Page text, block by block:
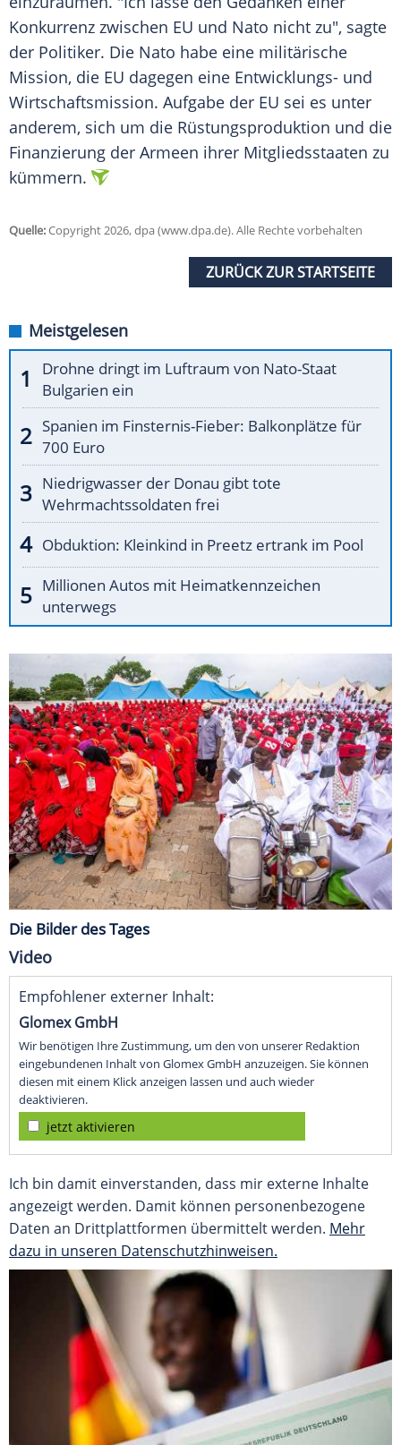
Konkurrenz zwischen EU und Nato nicht zu", sagte
der Politiker. Die Nato habe eine militärische
Mission, die EU dagegen eine Entwicklungs- und
Wirtschaftsmission. Aufgabe der EU sei es unter
anderem, sich um die Rüstungsproduktion und die
Finanzierung der Armeen ihrer Mitgliedsstaaten zu
kümmern.
Quelle:Copyright 2026, dpa (www.dpa.de). Alle Rechte vorbehalten
ZURÜCK ZUR STARTSEITE
Meistgelesen
Drohne dringt im Luftraum von Nato-Staat
Bulgarien ein
Spanien im Finsternis-Fieber: Balkonplätze für
700 Euro
Niedrigwasser der Donau gibt tote
Wehrmachtssoldaten frei
Obduktion: Kleinkind in Preetz ertrank im Pool
Millionen Autos mit Heimatkennzeichen
unterwegs
Die Bilder des Tages
Video
Empfohlener externer Inhalt:
Glomex GmbH
Wir benötigen Ihre Zustimmung, um den von unserer Redaktion
eingebundenen Inhalt von Glomex GmbH anzuzeigen. Sie können
diesen mit einem Klick anzeigen lassen und auch wieder
deaktivieren.
jetzt aktivieren
Ich bin damit einverstanden, dass mir externe Inhalte
angezeigt werden. Damit können personenbezogene
Daten an Drittplattformen übermittelt werden. Mehr
dazu in unseren Datenschutzhinweisen.